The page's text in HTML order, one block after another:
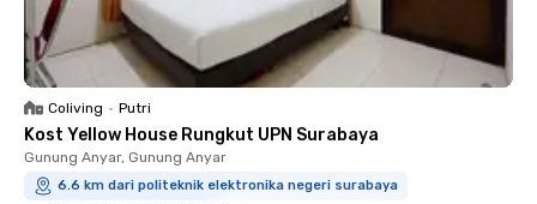
Coliving • Putri
Kost Yellow House Rungkut UPN Surabaya
Gunung Anyar, Gunung Anyar
6.6 km dari politeknik elektronika negeri surabaya